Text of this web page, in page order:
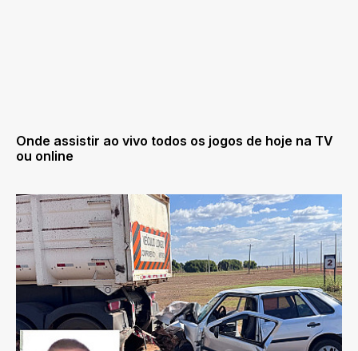
Onde assistir ao vivo todos os jogos de hoje na TV
ou online